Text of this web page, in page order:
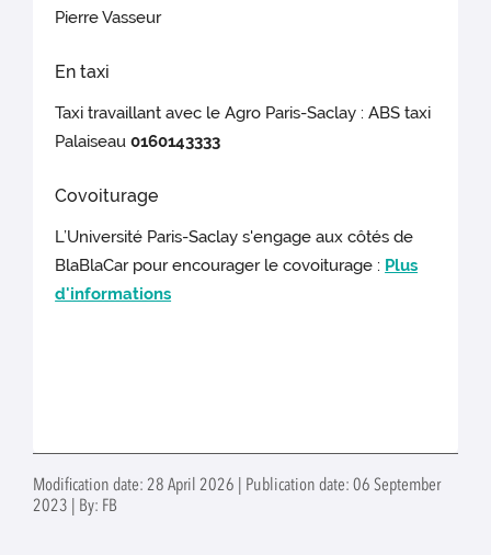
Pierre Vasseur
En taxi
Taxi travaillant avec le Agro Paris-Saclay : ABS taxi
Palaiseau0160143333
Covoiturage
L’Université Paris-Saclay s'engage aux côtés de
BlaBlaCar pour encourager le covoiturage : Plus
d'informations
Modification date: 28 April 2026 | Publication date: 06 September
2023 | By: FB